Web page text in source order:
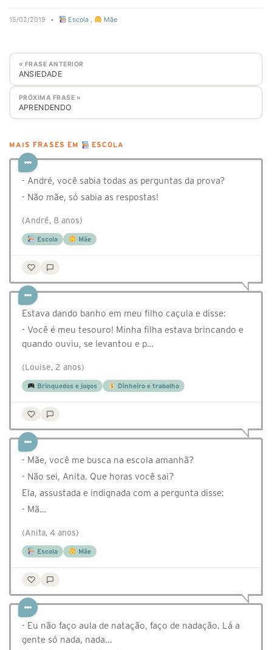
15/02/2019 • Escola , Mãe
« FRASE ANTERIOR
ANSIEDADE
PRÓXIMA FRASE »
APRENDENDO
MAIS FRASES EM ESCOLA
- André, você sabia todas as perguntas da prova?
- Não mãe, só sabia as respostas!
(André, 8 anos)
Escola Mãe
Estava dando banho em meu filho caçula e disse:
- Você é meu tesouro! Minha filha estava brincando e
quando ouviu, se levantou e p…
(Louise, 2 anos)
Brinquedos e jogos Dinheiro e trabalho
- Mãe, você me busca na escola amanhã?
- Não sei, Anita. Que horas você sai?
Ela, assustada e indignada com a pergunta disse:
- Mã…
(Anita, 4 anos)
Escola Mãe
- Eu não faço aula de natação, faço de nadação. Lá a
gente só nada, nada...